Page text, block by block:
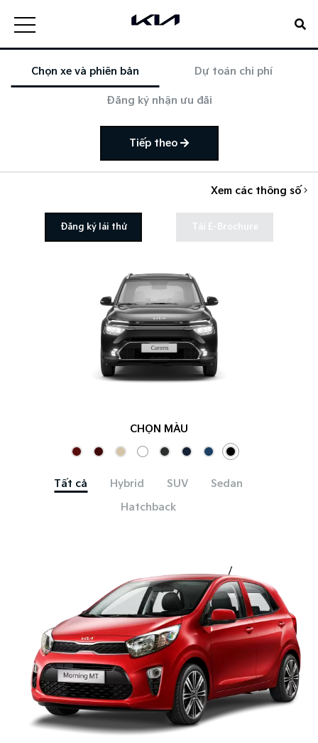
Chọn xe và phiên bản Dự toán chi phí
Đăng ký nhận ưu đãi
Tiếp theo
Xem các thông số
Đăng ký lái thử Tải E-Brochure
CHỌN MÀU
Tất cả Hybrid SUV
Sedan
Hatchback